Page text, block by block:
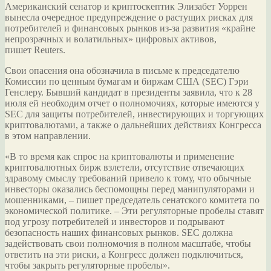
Американский сенатор и криптоскептик Элизабет Уоррен
вынесла очередное предупреждение о растущих рисках для
потребителей и финансовых рынков из-за развития «крайне
непрозрачных и волатильных» цифровых активов,
пишет Reuters.
Свои опасения она обозначила в письме к председателю
Комиссии по ценным бумагам и биржам США (SEC) Гэри
Генслеру. Бывший кандидат в президенты заявила, что к 28
июля ей необходим отчет о полномочиях, которые имеются у
SEC для защиты потребителей, инвестирующих и торгующих
криптовалютами, а также о дальнейших действиях Конгресса
в этом направлении.
«В то время как спрос на криптовалюты и применение
криптовалютных бирж взлетели, отсутствие отвечающих
здравому смыслу требований привело к тому, что обычные
инвесторы оказались беспомощны перед манипуляторами и
мошенниками, – пишет председатель сенатского комитета по
экономической политике. – Эти регуляторные пробелы ставят
под угрозу потребителей и инвесторов и подрывают
безопасность наших финансовых рынков. SEC должна
задействовать свои полномочия в полном масштабе, чтобы
ответить на эти риски, а Конгресс должен подключиться,
чтобы закрыть регуляторные пробелы».